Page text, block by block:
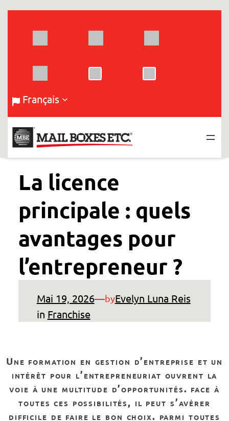
Aller
Français
La licence
principale : quels
avantages pour
l’entrepreneur ?
Mai 19, 2026—byEvelyn Luna Reis
in Franchise
une formation en gestion d’entreprise et un
intérêt pour l’entrepreneuriat ouvrent la
voie à une multitude d’opportunités. face à
toutes ces possibilités, il peut s’avérer
difficile de faire le bon choix. parmi toutes